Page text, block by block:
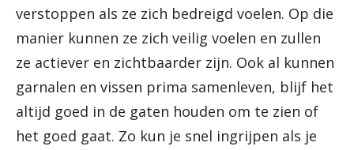
verstoppen als ze zich bedreigd voelen. Op die
manier kunnen ze zich veilig voelen en zullen
ze actiever en zichtbaarder zijn. Ook al kunnen
garnalen en vissen prima samenleven, blijf het
altijd goed in de gaten houden om te zien of
het goed gaat. Zo kun je snel ingrijpen als je